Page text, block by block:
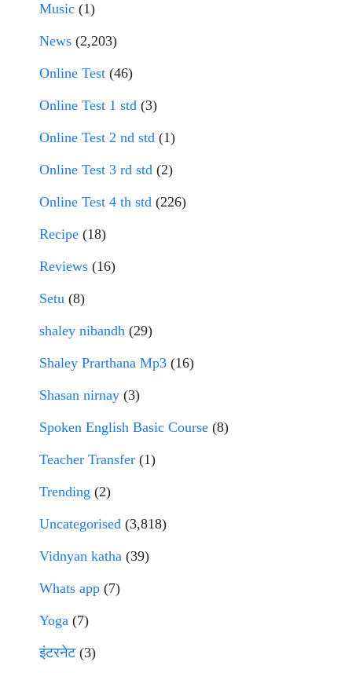
Music (1)
News (2,203)
Online Test (46)
Online Test 1 std (3)
Online Test 2 nd std (1)
Online Test 3 rd std (2)
Online Test 4 th std (226)
Recipe (18)
Reviews (16)
Setu (8)
shaley nibandh (29)
Shaley Prarthana Mp3 (16)
Shasan nirnay (3)
Spoken English Basic Course (8)
Teacher Transfer (1)
Trending (2)
Uncategorised (3,818)
Vidnyan katha (39)
Whats app (7)
Yoga (7)
इंटरनेट(3)